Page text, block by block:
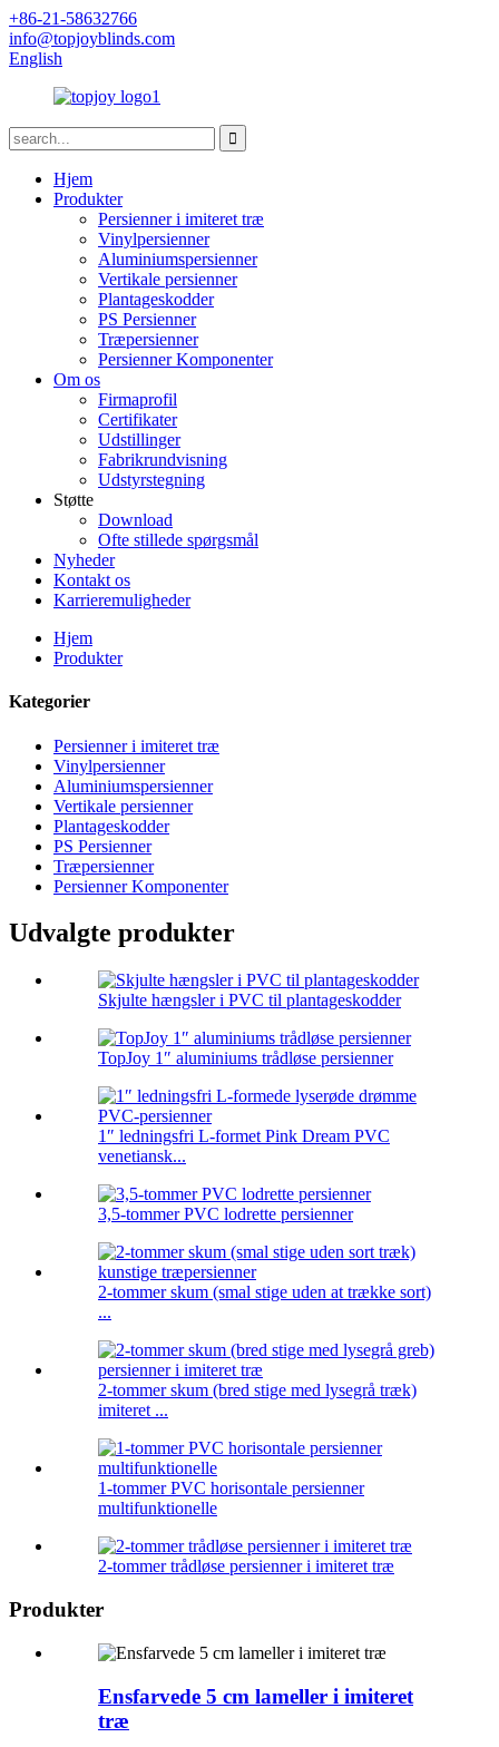
+86-21-58632766
info@topjoyblinds.com
English
Hjem
Produkter
Persienner i imiteret træ
Vinylpersienner
Aluminiumspersienner
Vertikale persienner
Plantageskodder
PS Persienner
Træpersienner
Persienner Komponenter
Om os
Firmaprofil
Certifikater
Udstillinger
Fabrikrundvisning
Udstyrstegning
Støtte
Download
Ofte stillede spørgsmål
Nyheder
Kontakt os
Karrieremuligheder
Hjem
Produkter
Kategorier
Persienner i imiteret træ
Vinylpersienner
Aluminiumspersienner
Vertikale persienner
Plantageskodder
PS Persienner
Træpersienner
Persienner Komponenter
Udvalgte produkter
Skjulte hængsler i PVC til plantageskodder
TopJoy 1″ aluminiums trådløse persienner
1″ ledningsfri L-formet Pink Dream PVC
venetiansk...
3,5-tommer PVC lodrette persienner
2-tommer skum (smal stige uden at trække sort)
...
2-tommer skum (bred stige med lysegrå træk)
imiteret ...
1-tommer PVC horisontale persienner
multifunktionelle
2-tommer trådløse persienner i imiteret træ
Produkter
Ensfarvede 5 cm lameller i imiteret
træ